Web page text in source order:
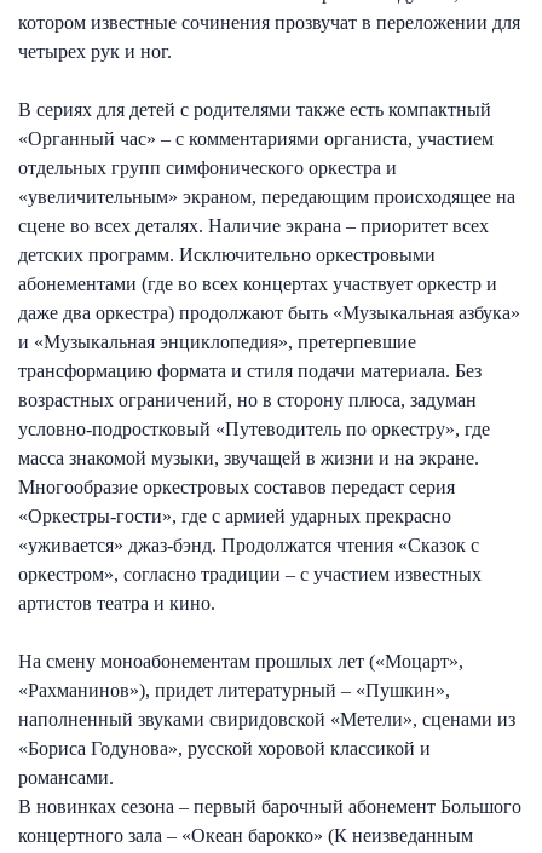
котором известные сочинения прозвучат в переложении для
четырех рук и ног.
В сериях для детей с родителями также есть компактный
«Органный час» – с комментариями органиста, участием
отдельных групп симфонического оркестра и
«увеличительным» экраном, передающим происходящее на
сцене во всех деталях. Наличие экрана – приоритет всех
детских программ. Исключительно оркестровыми
абонементами (где во всех концертах участвует оркестр и
даже два оркестра) продолжают быть «Музыкальная азбука»
и «Музыкальная энциклопедия», претерпевшие
трансформацию формата и стиля подачи материала. Без
возрастных ограничений, но в сторону плюса, задуман
условно-подростковый «Путеводитель по оркестру», где
масса знакомой музыки, звучащей в жизни и на экране.
Многообразие оркестровых составов передаст серия
«Оркестры-гости», где с армией ударных прекрасно
«уживается» джаз-бэнд. Продолжатся чтения «Сказок с
оркестром», согласно традиции – с участием известных
артистов театра и кино.
На смену моноабонементам прошлых лет («Моцарт»,
«Рахманинов»), придет литературный – «Пушкин»,
наполненный звуками свиридовской «Метели», сценами из
«Бориса Годунова», русской хоровой классикой и
романсами.
В новинках сезона – первый барочный абонемент Большого
концертного зала – «Океан барокко» (К неизведанным